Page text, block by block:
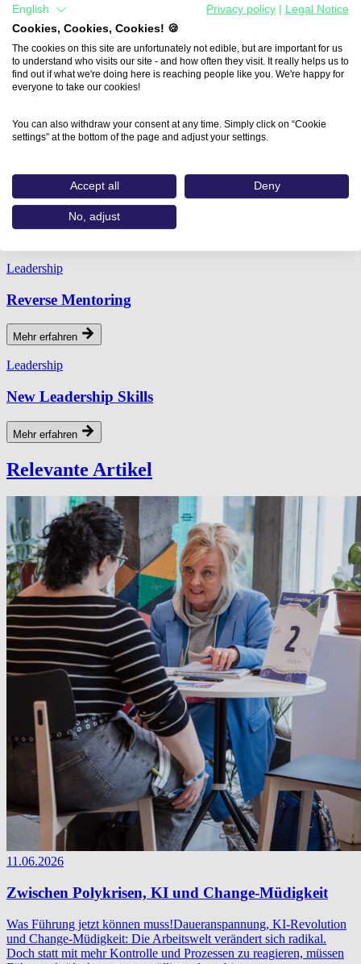
Home
Tags
Unternehmenskultur
Relevante Themen
Leadership
Reverse Mentoring
Mehr erfahren
Leadership
New Leadership Skills
Mehr erfahren
Relevante Artikel
11.06.2026
Zwischen Polykrisen, KI und Change-Müdigkeit
Was Führung jetzt können muss!Daueranspannung, KI-Revolution
und Change-Müdigkeit: Die Arbeitswelt verändert sich radikal.
Doch statt mit mehr Kontrolle und Prozessen zu reagieren, müssen
English Privacy policy
Legal Notice
Cookies, Cookies, Cookies! 🍪
The cookies on this site are unfortunately not edible, but are important for us
to understand who visits our site - and how often they visit. It really helps us to
find out if what we're doing here is reaching people like you. We're happy for
everyone to take our cookies!
You can also withdraw your consent at any time. Simply click on “Cookie
settings” at the bottom of the page and adjust your settings.
Accept all Deny
No, adjust